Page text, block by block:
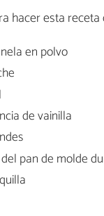
hacer esta
en polvo
de vainilla
del pan de molde